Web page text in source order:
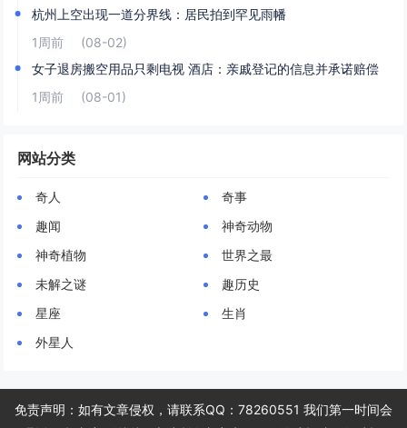
杭州上空出现一道分界线：居民拍到罕见雨幡
1周前
(08-02)
女子退房搬空用品只剩电视 酒店：亲戚登记的信息并承诺赔偿
1周前
(08-01)
网站分类
奇人
奇事
趣闻
神奇动物
神奇植物
世界之最
未解之谜
趣历史
星座
生肖
外星人
免责声明：如有文章侵权，请联系QQ：78260551 我们第一时间会